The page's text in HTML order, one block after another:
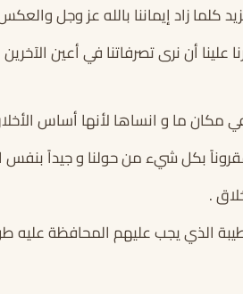
كلما زاد إيماننا بالله عز وجل
أن نرى تصرفاتنا في أعين
ما و انساها لأنها أساس
بكل شيء من حولنا و جيداً
.
الذي يجب عليهم المحافظة عليه